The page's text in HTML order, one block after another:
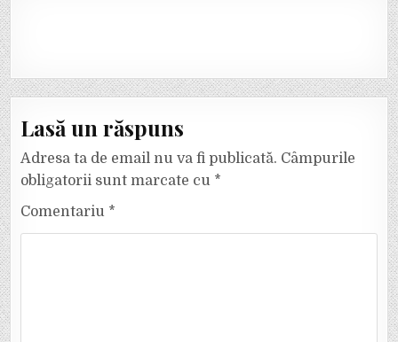
Lasă un răspuns
Adresa ta de email nu va fi publicată. Câmpurile
obligatorii sunt marcate cu *
Comentariu *